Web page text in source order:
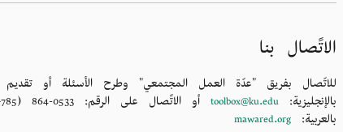
الاتًصال بنا
للاتّصال بفريق "عدّة العمل المجتمعي" وطرح الأسئلة أو
بالإنجليزية: toolbox@ku.edu أو الاتًصال على الرقم: 0533-864 (785+).
بالعربية: mawared.org